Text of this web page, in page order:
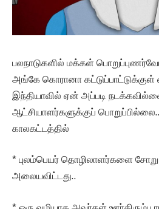
பலநாடுகளில் மக்கள்
அங்கே கொரானா கட்டுப்பாட்டுக்குள்
இந்தியாவில் ஏன் அப்படி
ஆட்சியாளர்களுக்குப்
காலகட்டத்தில்
* புலம்பெயர் தொழிலாளர்களை
அலையவிட்டது..